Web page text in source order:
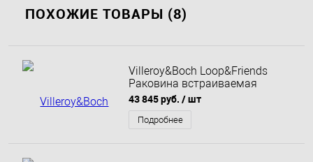
ПОХОЖИЕ ТОВАРЫ (8)
Villeroy&Boch Loop&Friends
Раковина встраиваемая
61.5х38х18см
43 845 руб. / шт
Подробнее